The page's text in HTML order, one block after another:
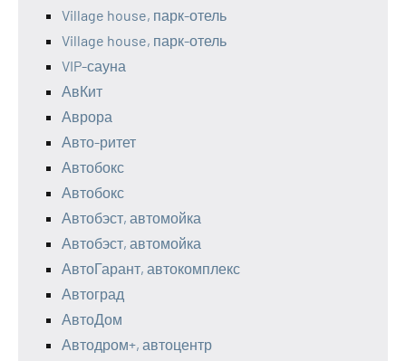
Village house, парк-отель
Village house, парк-отель
VIP-сауна
АвКит
Аврора
Авто-ритет
Автобокс
Автобокс
Автобэст, автомойка
Автобэст, автомойка
АвтоГарант, автокомплекс
Автоград
АвтоДом
Автодром+, автоцентр